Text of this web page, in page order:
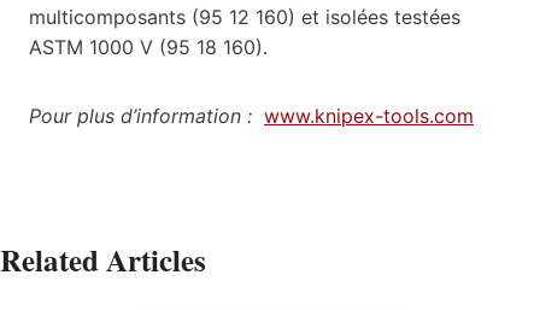
multicomposants (95 12 160) et isolées testées
ASTM 1000 V (95 18 160).
Pour plus d’information : www.knipex-tools.com
Related Articles